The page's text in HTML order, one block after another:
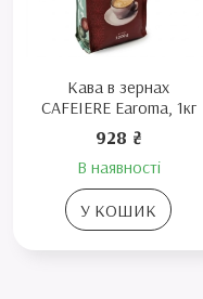
Кава в зернах
CAFEIERE Earoma, 1кг
928 ₴
В наявності
У КОШИК